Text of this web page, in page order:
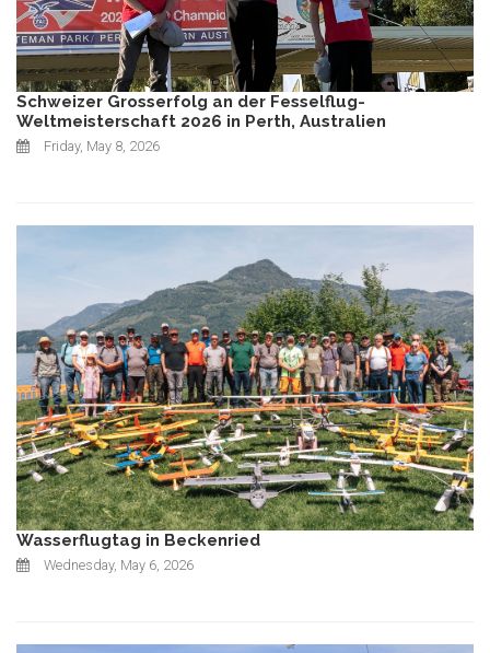
Schweizer Grosserfolg an der Fesselflug-
Weltmeisterschaft 2026 in Perth, Australien
Friday, May 8, 2026
Wasserflugtag in Beckenried
Wednesday, May 6, 2026